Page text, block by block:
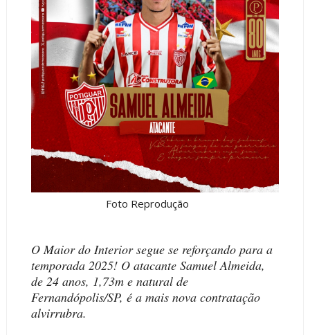
Foto Reprodução
O Maior do Interior segue se reforçando para a
temporada 2025! O atacante Samuel Almeida,
de 24 anos, 1,73m e natural de
Fernandópolis/SP, é a mais nova contratação
alvirrubra.